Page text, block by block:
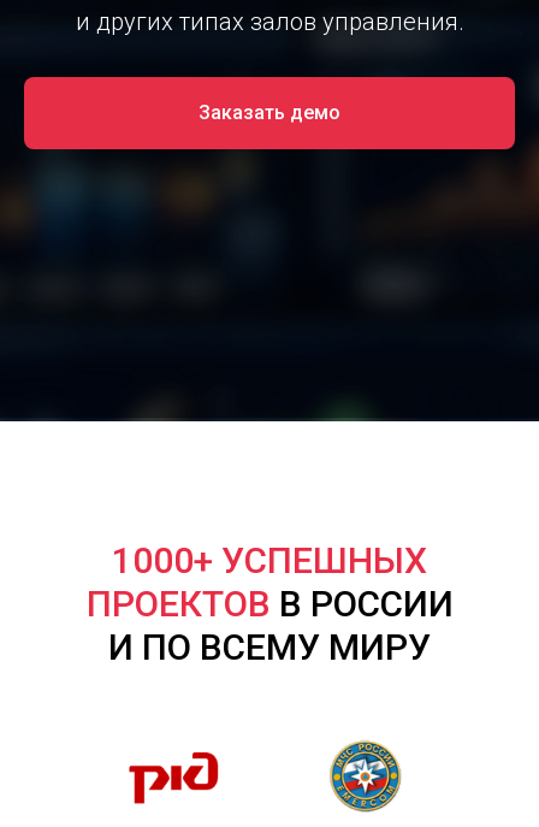
и других типах залов управления.
Заказать демо
1000+ УСПЕШНЫХ
ПРОЕКТОВ В РОССИИ
И ПО ВСЕМУ МИРУ